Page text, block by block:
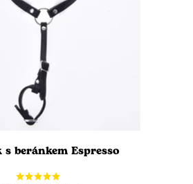
s beránkem Espresso